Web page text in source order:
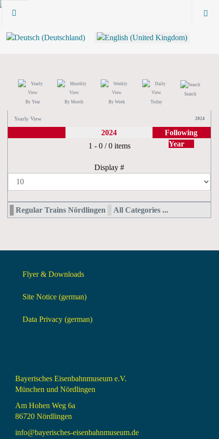
By Year By Month By Week Today
Search
Yearly View 2024
2024
Following
Year
Pagination List Limit
1 - 0 / 0 items
Display #
Regular Trains Nördlingen All Categories ...
Flyer & Downloads
Site Notice (german)
Data Privacy (german)
Bayerisches Eisenbahnmuseum e.V.
München und Nördlingen
Am Hohen Weg 6a
86720 Nördlingen
info@bayerisches-eisenbahnmuseum.de